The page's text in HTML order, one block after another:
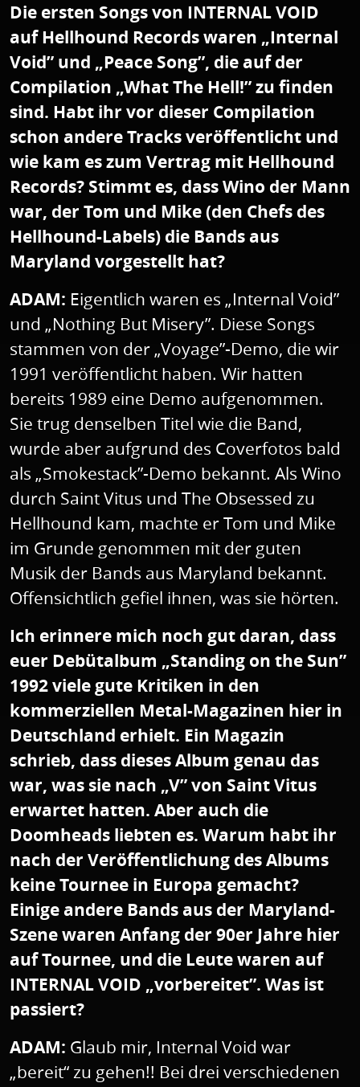
Die ersten Songs von INTERNAL VOID
auf Hellhound Records waren „Internal
Void” und „Peace Song”, die auf der
Compilation „What The Hell!” zu finden
sind. Habt ihr vor dieser Compilation
schon andere Tracks veröffentlicht und
wie kam es zum Vertrag mit Hellhound
Records? Stimmt es, dass Wino der Mann
war, der Tom und Mike (den Chefs des
Hellhound-Labels) die Bands aus
Maryland vorgestellt hat?
ADAM: Eigentlich waren es „Internal Void”
und „Nothing But Misery”. Diese Songs
stammen von der „Voyage”-Demo, die wir
1991 veröffentlicht haben. Wir hatten
bereits 1989 eine Demo aufgenommen.
Sie trug denselben Titel wie die Band,
wurde aber aufgrund des Coverfotos bald
als „Smokestack”-Demo bekannt. Als Wino
durch Saint Vitus und The Obsessed zu
Hellhound kam, machte er Tom und Mike
im Grunde genommen mit der guten
Musik der Bands aus Maryland bekannt.
Offensichtlich gefiel ihnen, was sie hörten.
Ich erinnere mich noch gut daran, dass
euer Debütalbum „Standing on the Sun”
1992 viele gute Kritiken in den
kommerziellen Metal-Magazinen hier in
Deutschland erhielt. Ein Magazin
schrieb, dass dieses Album genau das
war, was sie nach „V” von Saint Vitus
erwartet hatten. Aber auch die
Doomheads liebten es. Warum habt ihr
nach der Veröffentlichung des Albums
keine Tournee in Europa gemacht?
Einige andere Bands aus der Maryland-
Szene waren Anfang der 90er Jahre hier
auf Tournee, und die Leute waren auf
INTERNAL VOID „vorbereitet”. Was ist
passiert?
ADAM: Glaub mir, Internal Void war
„bereit“ zu gehen!! Bei drei verschiedenen